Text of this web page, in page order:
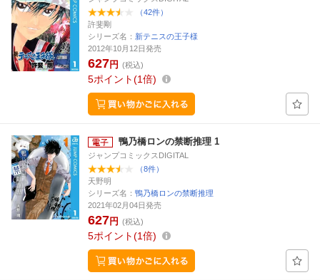
（42件）
許斐剛
シリーズ名： 新テニスの王子様
2012年10月12日発売
627円 (税込)
5ポイント 1倍
鴨乃橋ロンの禁断推理 1
ジャンプコミックスDIGITAL
（8件）
天野明
シリーズ名： 鴨乃橋ロンの禁断推理
2021年02月04日発売
627円 (税込)
5ポイント 1倍